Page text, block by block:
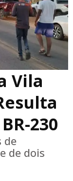
Vila
230
de
de dois